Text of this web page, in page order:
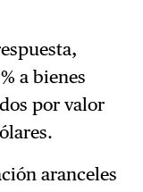
a bienes
por valor
aranceles